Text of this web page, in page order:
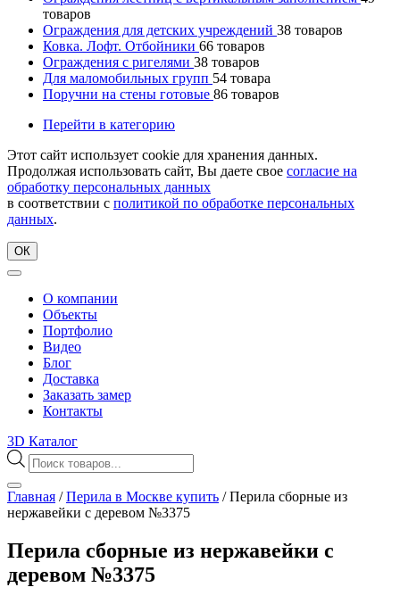
товаров
Ограждения для детских учреждений 38 товаров
Ковка. Лофт. Отбойники 66 товаров
Ограждения с ригелями 38 товаров
Для маломобильных групп 54 товара
Поручни на стены готовые 86 товаров
Перейти в категорию
Этот сайт использует cookie для хранения данных.
Продолжая использовать сайт, Вы даете свое согласие на
обработку персональных данных
в соответствии с политикой по обработке персональных
данных.
ОК
О компании
Объекты
Портфолио
Видео
Блог
Доставка
Заказать замер
Контакты
3D Каталог
Поиск
товаров
Главная /Перила в Москве купить /Перила сборные из
нержавейки с деревом №3375
Перила сборные из нержавейки с
деревом №3375